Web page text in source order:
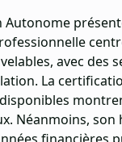
Autonome
avec des
La
Néanmoins,